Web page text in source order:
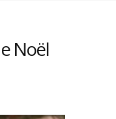
Noël